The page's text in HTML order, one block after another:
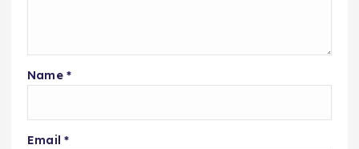
Name *
Email *